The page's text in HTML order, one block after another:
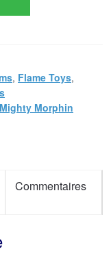
, Flame Toys,
Mighty Morphin
Commentaires